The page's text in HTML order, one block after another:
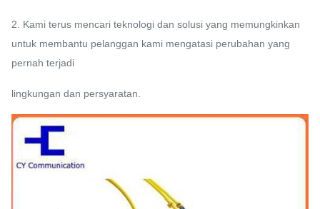
2. Kami terus mencari teknologi dan solusi yang memungkinkan
untuk membantu pelanggan kami mengatasi perubahan yang
pernah terjadi
lingkungan dan persyaratan.